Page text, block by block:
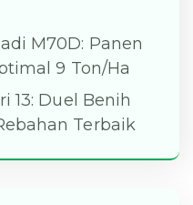
M70D: Panen
9 Ton/Ha
13: Duel Benih
Terbaik